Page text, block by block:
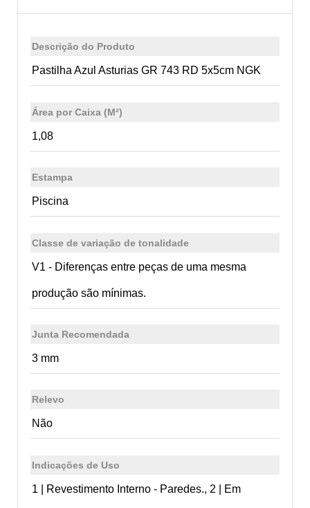
Descrição do Produto
Pastilha Azul Asturias GR 743 RD 5x5cm NGK
Área por Caixa (M²)
1,08
Estampa
Piscina
Classe de variação de tonalidade
V1 - Diferenças entre peças de uma mesma
produção são mínimas.
Junta Recomendada
3 mm
Relevo
Não
Indicações de Uso
1 | Revestimento Interno - Paredes., 2 | Em